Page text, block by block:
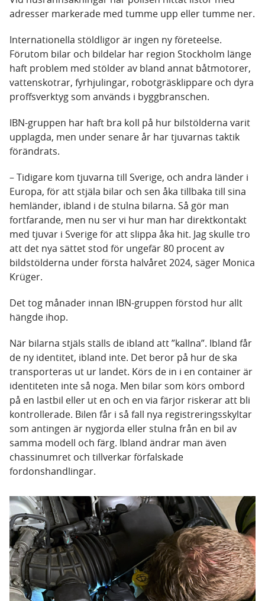
adresser markerade med tumme upp eller tumme ner.
Internationella stöldligor är ingen ny företeelse.
Förutom bilar och bildelar har region Stockholm länge
haft problem med stölder av bland annat båtmotorer,
vattenskotrar, fyrhjulingar, robotgräsklippare och dyra
proffsverktyg som används i byggbranschen.
IBN-gruppen har haft bra koll på hur bilstölderna varit
upplagda, men under senare år har tjuvarnas taktik
förändrats.
– Tidigare kom tjuvarna till Sverige, och andra länder i
Europa, för att stjäla bilar och sen åka tillbaka till sina
hemländer, ibland i de stulna bilarna. Så gör man
fortfarande, men nu ser vi hur man har direktkontakt
med tjuvar i Sverige för att slippa åka hit. Jag skulle tro
att det nya sättet stod för ungefär 80 procent av
bildstölderna under första halvåret 2024, säger Monica
Krüger.
Det tog månader innan IBN-gruppen förstod hur allt
hängde ihop.
När bilarna stjäls ställs de ibland att ”kallna”. Ibland får
de ny identitet, ibland inte. Det beror på hur de ska
transporteras ut ur landet. Körs de in i en container är
identiteten inte så noga. Men bilar som körs ombord
på en lastbil eller ut en och en via färjor riskerar att bli
kontrollerade. Bilen får i så fall nya registreringsskyltar
som antingen är nygjorda eller stulna från en bil av
samma modell och färg. Ibland ändrar man även
chassinumret och tillverkar förfalskade
fordonshandlingar.